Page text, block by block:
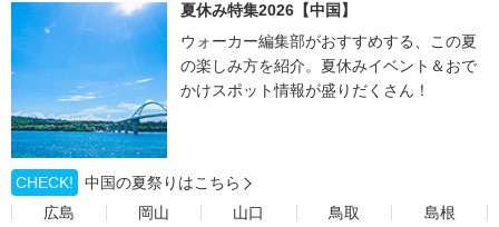
夏休み特集2026【中国】
ウォーカー編集部がおすすめする、この夏
の楽しみ方を紹介。夏休みイベント＆おで
かけスポット情報が盛りだくさん！
CHECK!
中国の夏祭りはこちら
広島
岡山 山口 鳥取 島根